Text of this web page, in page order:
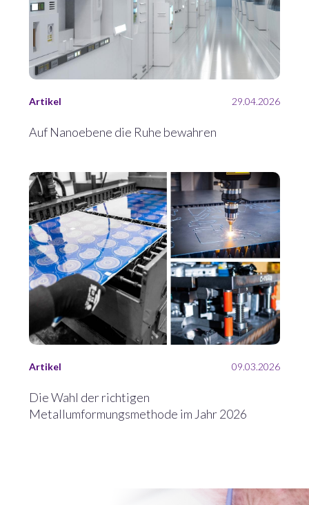
Artikel 29.04.2026
Auf Nanoebene die Ruhe bewahren
Artikel 09.03.2026
Die Wahl der richtigen
Metallumformungsmethode im Jahr 2026